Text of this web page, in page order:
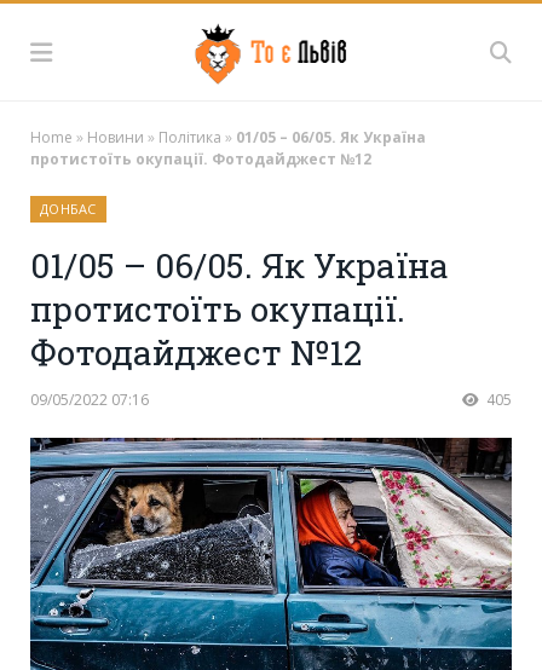
Home » Новини » Політика » 01/05 – 06/05. Як Україна
протистоїть окупації. Фотодайджест №12
ДОНБАС
01/05 – 06/05. Як Україна
протистоїть окупації.
Фотодайджест №12
09/05/2022 07:16 405